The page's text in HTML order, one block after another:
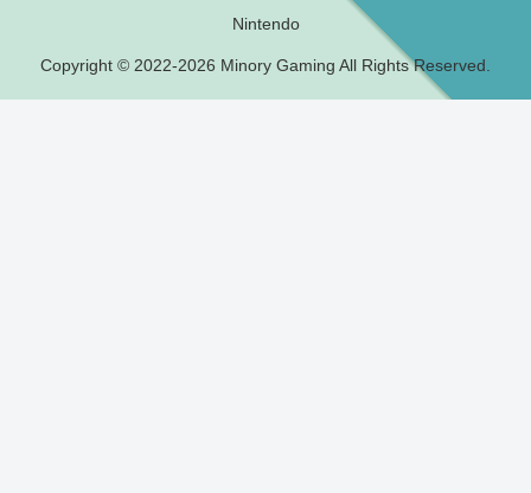
Nintendo
Copyright © 2022-2026 Minory Gaming All Rights Reserved.